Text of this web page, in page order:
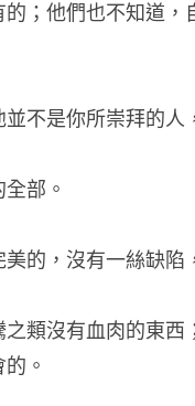
；他們也不知道，
不是你所崇拜的人
部。
的，沒有一絲缺陷
類沒有血肉的東西
。